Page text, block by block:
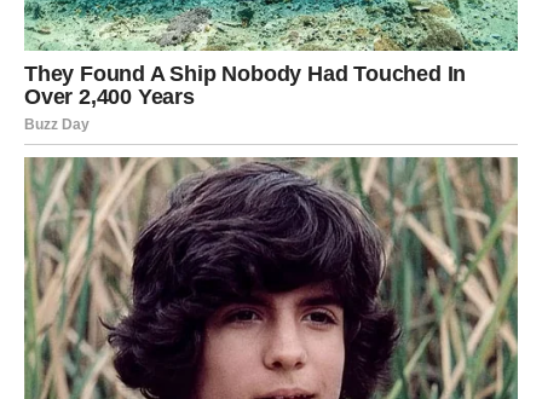
Devica
Pred vama je dan velikih odluka. Iako ćete u početku
oklevati, vrlo brzo ćete shvatiti da je upravo promena ono
što vam je bilo potrebno.
Poslovno vas očekuju nove mogućnosti. Neko
prepoznaje vaš kvalitet i želi da vam pruži šansu za
napredovanje.
Na emotivnom planu dolazi do iskrenog razgovora koji
uklanja nesporazume.